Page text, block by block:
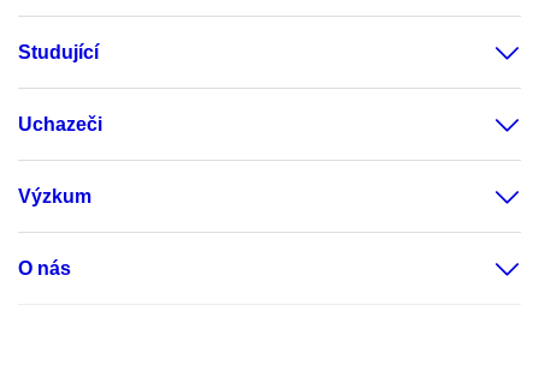
Studující
Uchazeči
Výzkum
O nás